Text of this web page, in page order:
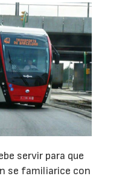
servir para que
se familiarice con